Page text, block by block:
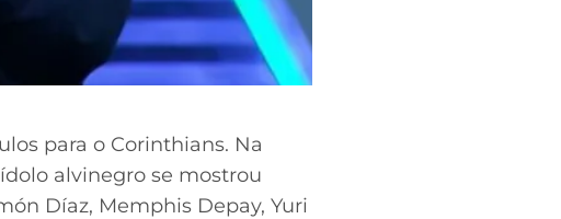
para o Corinthians. Na
alvinegro se mostrou
Díaz, Memphis Depay, Yuri